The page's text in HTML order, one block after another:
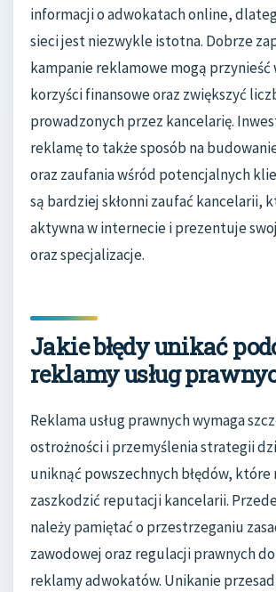
informacji o adwokatach online,
sieci jest niezwykle istotna. Dobrze
kampanie reklamowe mogą przynieść
korzyści finansowe oraz zwiększyć
prowadzonych przez kancelarię.
reklamę to także sposób na
oraz zaufania wśród potencjalnych
są bardziej skłonni zaufać kancelarii,
aktywna w internecie i prezentuje
oraz specjalizacje.
Jakie błędy unikać
reklamy usług
Reklama usług prawnych wymaga
ostrożności i przemyślenia strategii
uniknąć powszechnych błędów, które
zaszkodzić reputacji kancelarii.
należy pamiętać o przestrzeganiu
zawodowej oraz regulacji prawnych
reklamy adwokatów. Unikanie